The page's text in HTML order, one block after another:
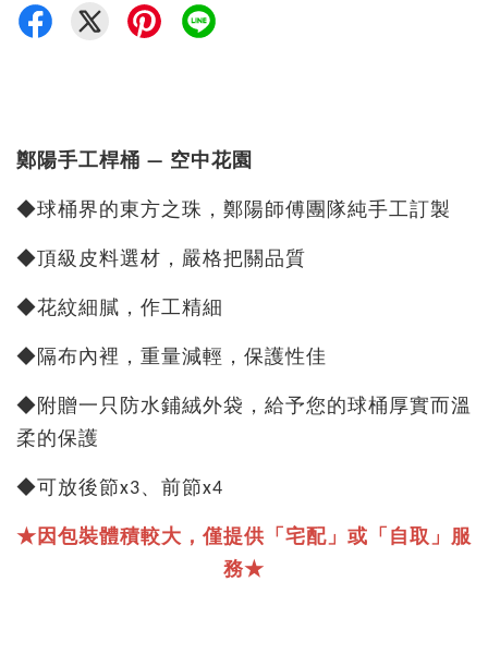
鄭陽手工桿桶 — 空中花園
◆球桶界的東方之珠，鄭陽師傅團隊純手工訂製
◆頂級皮料選材，嚴格把關品質
◆花紋細膩，作工精細
◆隔布內裡，重量減輕，保護性佳
◆附贈一只防水鋪絨外袋，給予您的球桶厚實而溫
柔的保護
◆可放後節x3、前節x4
★因包裝體積較大，僅提供「宅配」或「自取」服
務★